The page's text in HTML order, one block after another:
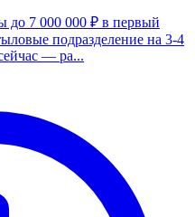
до 7 000 000 ₽ в первый
подразделение на 3-4
— ра...